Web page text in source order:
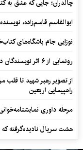
چالدران؛ جایی که عشق به
ابوالقاسم قاسم‌زاده،
نوزایی جام باشگاه‌های
رونمایی از ۶ اثر نویسندگان دلیجان در آیین «سر این قلم سلامت»
از تصویر رهبر شهید تا قلب
راهپیمایی اربعین
مرحله داوری
هشت سریال نادیده‌گرفته